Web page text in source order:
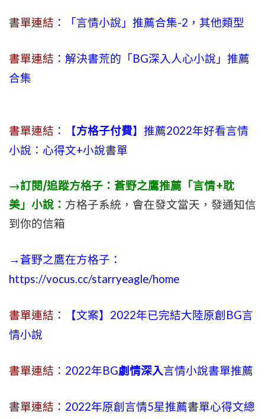
書單連結 ：「言情小說」推薦合集-2，其他類型
書單連結 ：解決書荒的「BG深入人心小說」推薦
合集
書單連結 ：【方格子付費】推薦2022年好看言情
小說：心得文+小說書單
→訂閱/追蹤方格子：蒼野之鷹推薦「言情+耽
美」小說： 方格子系統，會在發文當天，發通知信
到你的信箱
→蒼野之鷹在方格子：
https://vocus.cc/starryeagle/home
書單連結 ：【文案】2022年已完結大陸原創BG言
情小說
書單連結： 2022年BG劇情深入言情小說書單推薦
書單連結： 2022年原創言情5星推薦書單心得文總